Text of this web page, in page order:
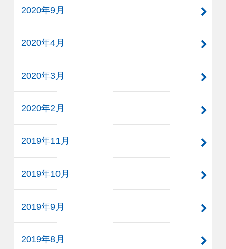
2020年9月
2020年4月
2020年3月
2020年2月
2019年11月
2019年10月
2019年9月
2019年8月